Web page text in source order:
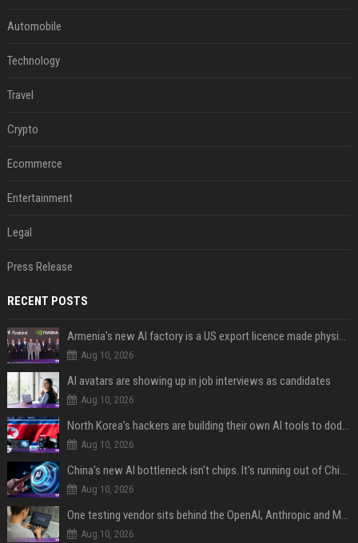
Automobile
Technology
Travel
Crypto
Ecommerce
Entertainment
Legal
Press Release
RECENT POSTS
Armenia's new AI factory is a US export licence made physical
Aug 10, 2026
AI avatars are showing up in job interviews as candidates
Aug 10, 2026
North Korea’s hackers are building their own AI tools to dodge the guardrails
Aug 10, 2026
China's new AI bottleneck isn't chips. It's running out of Chinese-language training data.
Aug 10, 2026
One testing vendor sits behind the OpenAI, Anthropic and Meta hacks
Aug 10, 2026